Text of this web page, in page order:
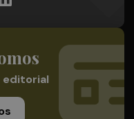
editorial